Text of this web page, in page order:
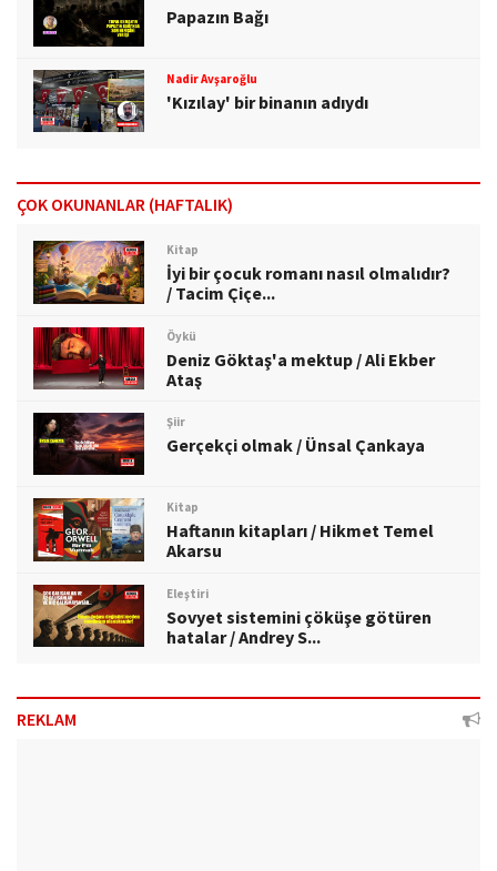
Papazın Bağı
Nadir Avşaroğlu
'Kızılay' bir binanın adıydı
ÇOK OKUNANLAR (HAFTALIK)
Kitap
İyi bir çocuk romanı nasıl olmalıdır?
/ Tacim Çiçe...
Öykü
Deniz Göktaş'a mektup / Ali Ekber
Ataş
Şiir
Gerçekçi olmak / Ünsal Çankaya
Kitap
Haftanın kitapları / Hikmet Temel
Akarsu
Eleştiri
Sovyet sistemini çöküşe götüren
hatalar / Andrey S...
REKLAM